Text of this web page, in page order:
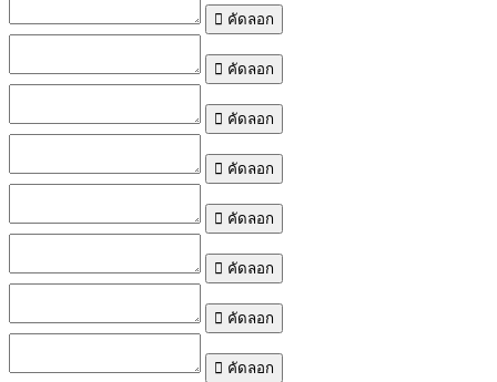
คัดลอก
คัดลอก
คัดลอก
คัดลอก
คัดลอก
คัดลอก
คัดลอก
คัดลอก